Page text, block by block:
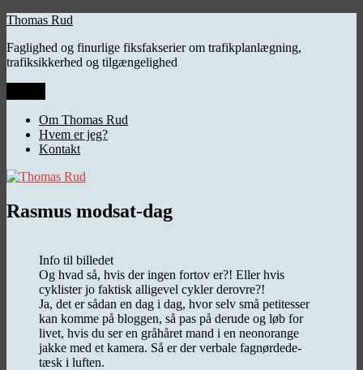
Videre
indhold
Thomas Rud
Faglighed og finurlige fiksfakserier om trafikplanlægning,
trafiksikkerhed og tilgængelighed
Om Thomas Rud
Hvem er jeg?
Kontakt
Rasmus modsat-dag
Info til billedet
Og hvad så, hvis der ingen fortov er?! Eller hvis
cyklister jo faktisk alligevel cykler derovre?!
Ja, det er sådan en dag i dag, hvor selv små petitesser
kan komme på bloggen, så pas på derude og løb for
livet, hvis du ser en gråhåret mand i en neonorange
jakke med et kamera. Så er der verbale fagnørdede-
tæsk i luften.